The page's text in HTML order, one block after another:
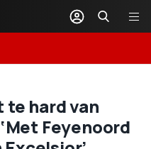
hard van
Feyenoord